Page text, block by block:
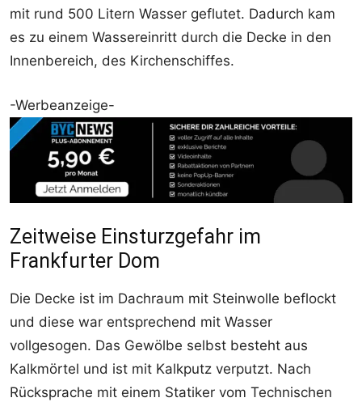
mit rund 500 Litern Wasser geflutet. Dadurch kam
es zu einem Wassereinritt durch die Decke in den
Innenbereich, des Kirchenschiffes.
-Werbeanzeige-
Zeitweise Einsturzgefahr im
Frankfurter Dom
Die Decke ist im Dachraum mit Steinwolle beflockt
und diese war entsprechend mit Wasser
vollgesogen. Das Gewölbe selbst besteht aus
Kalkmörtel und ist mit Kalkputz verputzt. Nach
Rücksprache mit einem Statiker vom Technischen